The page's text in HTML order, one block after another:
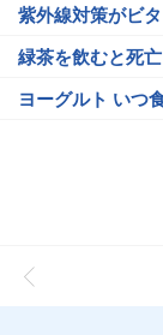
紫外線対策がビ
緑茶を飲むと死
ヨーグルト いつ